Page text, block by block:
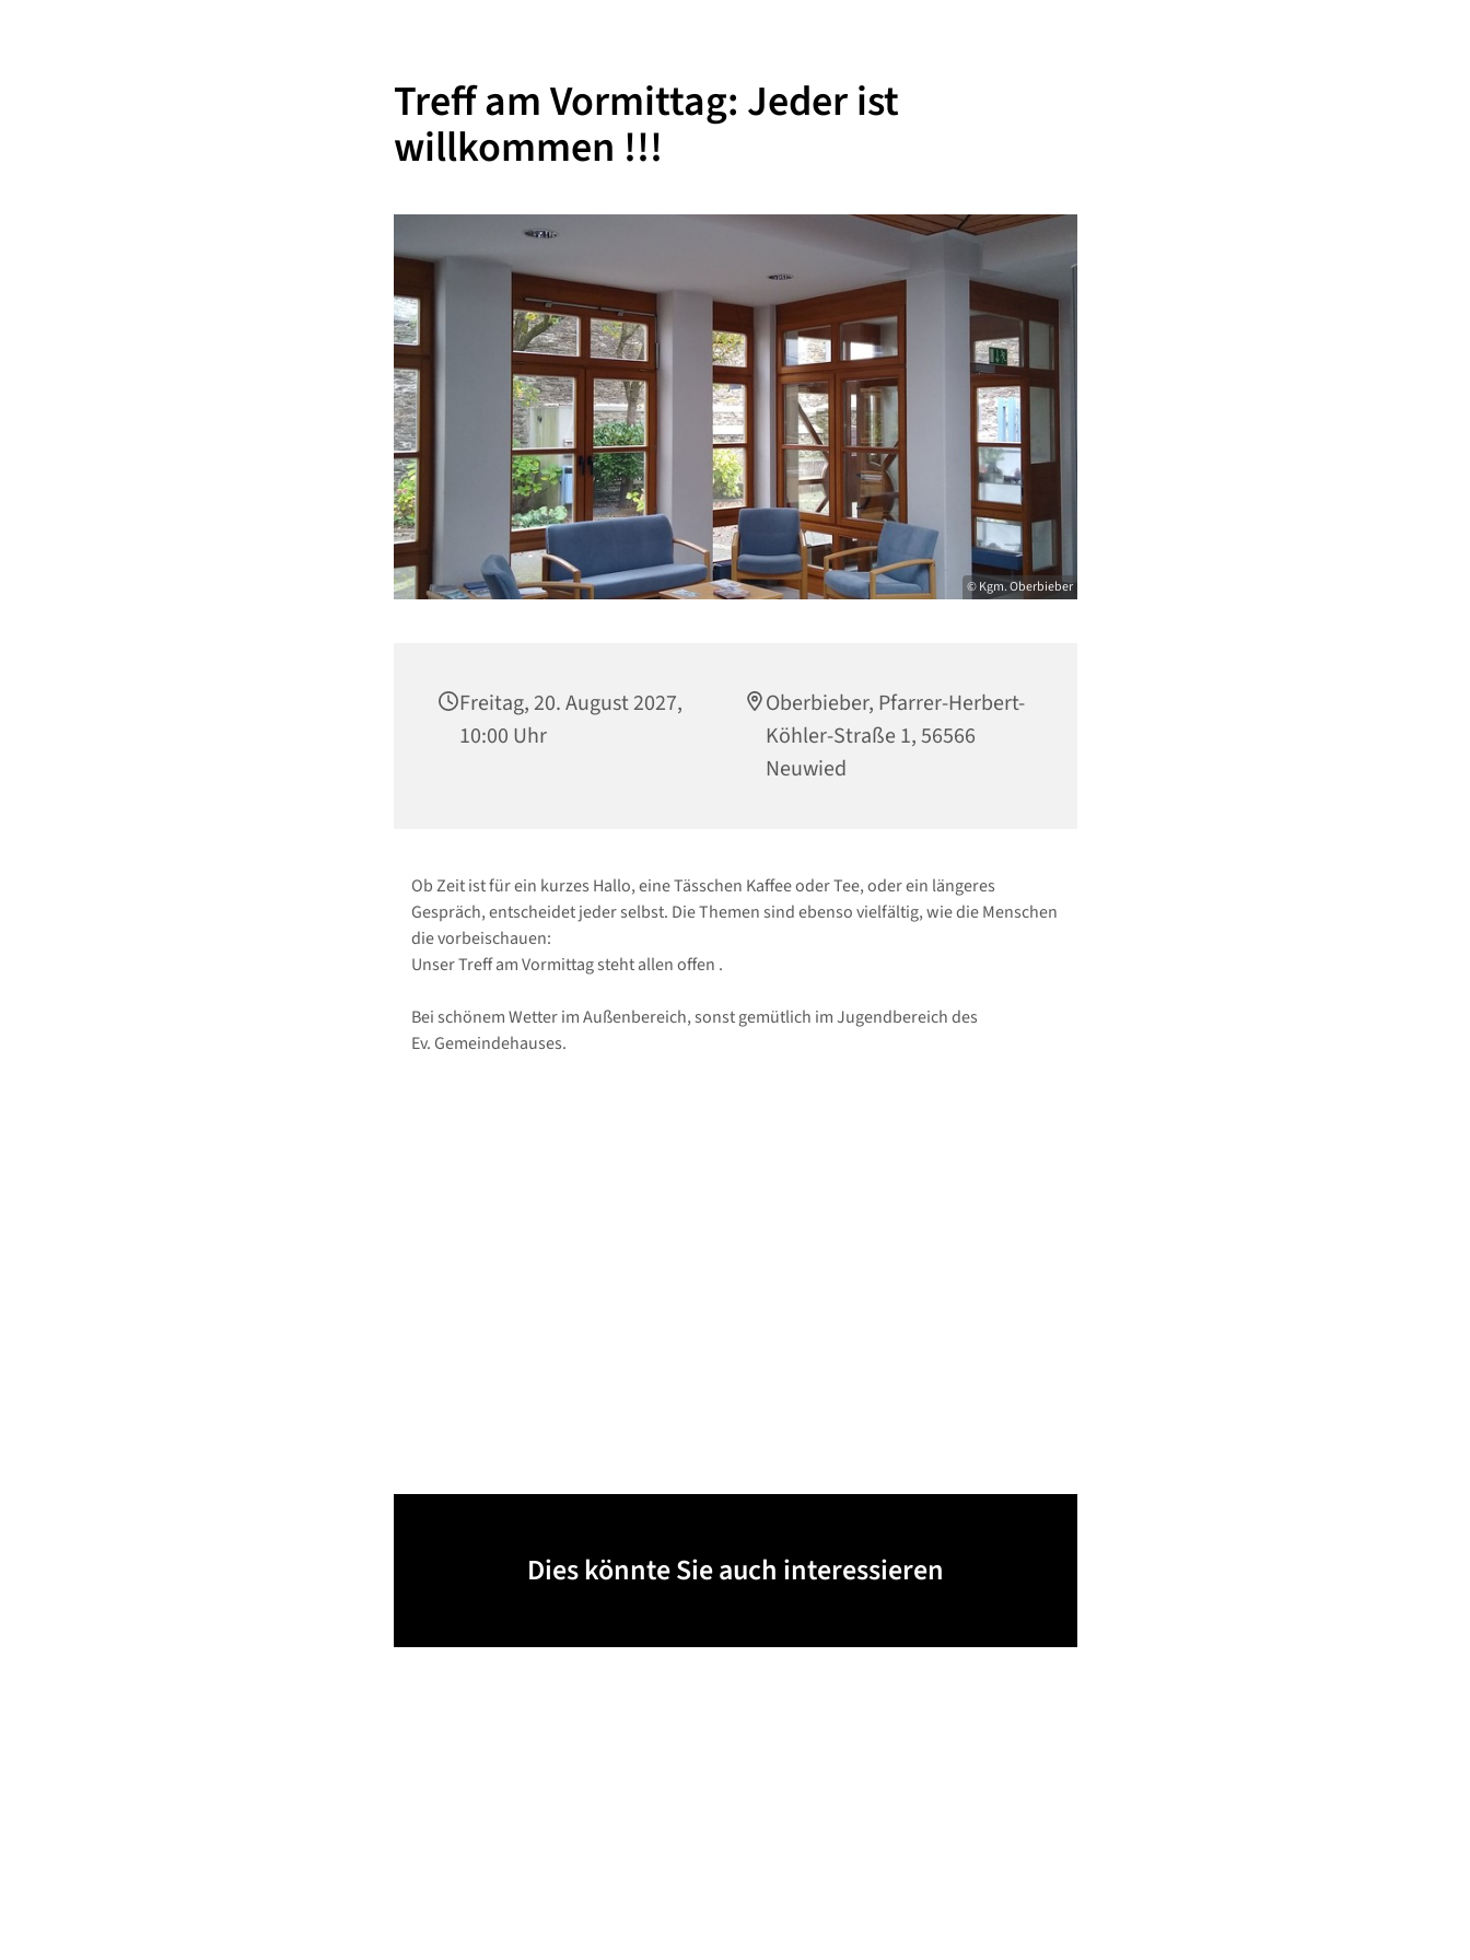
Treff am Vormittag: Jeder ist
willkommen !!!
© Kgm. Oberbieber
Freitag, 20. August 2027,
10:00 Uhr
Oberbieber, Pfarrer-Herbert-
Köhler-Straße 1, 56566
Neuwied
Ob Zeit ist für ein kurzes Hallo, eine Tässchen Kaffee oder Tee, oder ein längeres
Gespräch, entscheidet jeder selbst. Die Themen sind ebenso vielfältig, wie die Menschen
die vorbeischauen:
Unser Treff am Vormittag steht allen offen .
Bei schönem Wetter im Außenbereich, sonst gemütlich im Jugendbereich des
Ev. Gemeindehauses.
Dies könnte Sie auch interessieren